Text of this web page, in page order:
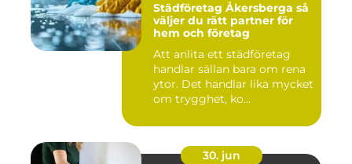
Städföretag Åkersberga så
väljer du rätt partner för
hem och företag
Att anlita ett städföretag
handlar sällan bara om rena
ytor. Det handlar lika mycket
om trygghet, ko...
30. jun